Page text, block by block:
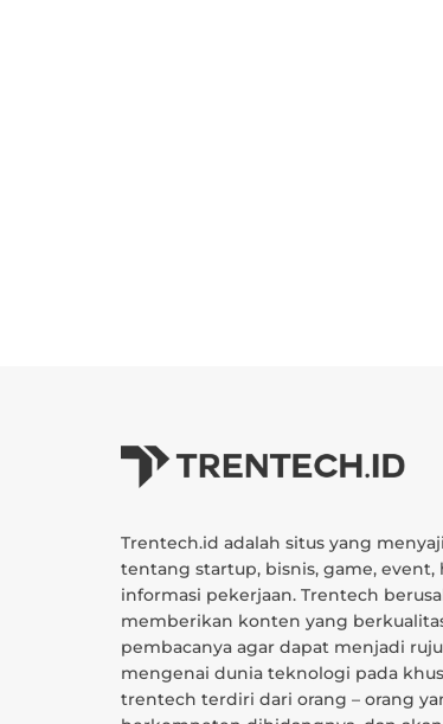
Trentech.id adalah situs yang
tentang startup, bisnis, game, event,
informasi pekerjaan. Trentech
memberikan konten yang
pembacanya agar dapat menjadi
mengenai dunia teknologi pada
trentech terdiri dari orang – orang